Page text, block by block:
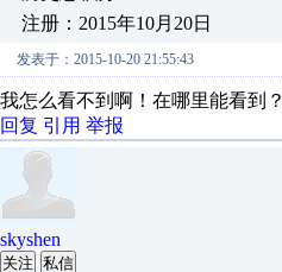
注册：2015年10月20日
发表于：2015-10-20 21:55:43
我怎么看不到啊！在哪里能看到？
回复 引用 举报
skyshen
关注 私信